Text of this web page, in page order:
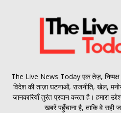
The Live News Today एक तेज़,
विदेश की ताज़ा घटनाओं, राजनीति, खेल,
जानकारियाँ तुरंत प्रदान करता है। हमारा
खबरें पहुँचाना है, ताकि वे सही